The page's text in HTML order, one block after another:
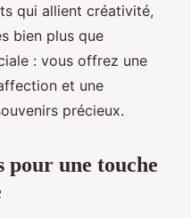
qui allient créativité,
bien plus que
: vous offrez une
et une
précieux.
pour une touche